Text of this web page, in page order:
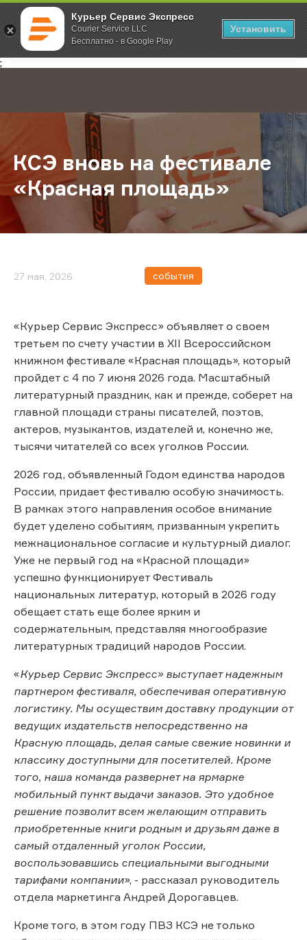
Курьер Сервис Экспресс
Courier Service LLC
Бесплатно - в Google Play
Установить
;
Главная О компании Новости КСЭ вновь на фестивале
КСЭ вновь на фестивале
«Красная площадь»
27 мая, 2026 события
«Курьер Сервис Экспресс» объявляет о своем
третьем по счету участии в XII Всероссийском
книжном фестивале «Красная площадь», который
пройдет с 4 по 7 июня 2026 года. Масштабный
литературный праздник, как и прежде, соберет на
главной площади страны писателей, поэтов,
актеров, музыкантов, издателей и, конечно же,
тысячи читателей со всех уголков России.
2026 год, объявленный Годом единства народов
России, придает фестивалю особую значимость.
В рамках этого направления особое внимание
будет уделено событиям, призванным укрепить
межнациональное согласие и культурный диалог.
Уже не первый год на «Красной площади»
успешно функционирует Фестиваль
национальных литератур, который в 2026 году
обещает стать еще более ярким и
содержательным, представляя многообразие
литературных традиций народов России.
«Курьер Сервис Экспресс» выступает надежным
партнером фестиваля, обеспечивая оперативную
логистику. Мы осуществим доставку продукции от
ведущих издательств непосредственно на
Красную площадь, делая самые свежие новинки и
классику доступными для посетителей. Кроме
того, наша команда развернет на ярмарке
мобильный пункт выдачи заказов. Это удобное
решение позволит всем желающим отправить
приобретенные книги родным и друзьям даже в
самый отдаленный уголок России,
воспользовавшись специальными выгодными
тарифами компании», - рассказал руководитель
отдела маркетинга Андрей Дорогавцев.
Кроме того, в этом году ПВЗ КСЭ не только